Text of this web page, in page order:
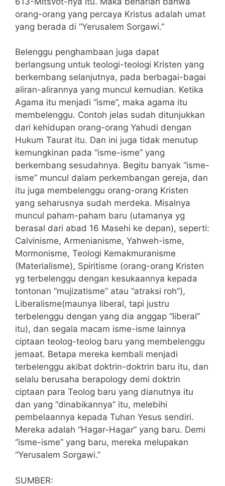
orang-orang yang percaya Kristus adalah umat
yang berada di “Yerusalem Sorgawi.”
Belenggu penghambaan juga dapat
berlangsung untuk teologi-teologi Kristen yang
berkembang selanjutnya, pada berbagai-bagai
aliran-alirannya yang muncul kemudian. Ketika
Agama itu menjadi “isme”, maka agama itu
membelenggu. Contoh jelas sudah ditunjukkan
dari kehidupan orang-orang Yahudi dengan
Hukum Taurat itu. Dan ini juga tidak menutup
kemungkinan pada “isme-isme” yang
berkembang sesudahnya. Begitu banyak “isme-
isme” muncul dalam perkembangan gereja, dan
itu juga membelenggu orang-orang Kristen
yang seharusnya sudah merdeka. Misalnya
muncul paham-paham baru (utamanya yg
berasal dari abad 16 Masehi ke depan), seperti:
Calvinisme, Armenianisme, Yahweh-isme,
Mormonisme, Teologi Kemakmuranisme
(Materialisme), Spiritisme (orang-orang Kristen
yg terbelenggu dengan kesukaannya kepada
tontonan “mujizatisme” atau “atraksi roh”),
Liberalisme(maunya liberal, tapi justru
terbelenggu dengan yang dia anggap “liberal”
itu), dan segala macam isme-isme lainnya
ciptaan teolog-teolog baru yang membelenggu
jemaat. Betapa mereka kembali menjadi
terbelenggu akibat doktrin-doktrin baru itu, dan
selalu berusaha berapology demi doktrin
ciptaan para Teolog baru yang dianutnya itu
dan yang “dinabikannya” itu, melebihi
pembelaannya kepada Tuhan Yesus sendiri.
Mereka adalah “Hagar-Hagar” yang baru. Demi
“isme-isme” yang baru, mereka melupakan
“Yerusalem Sorgawi.”
SUMBER: